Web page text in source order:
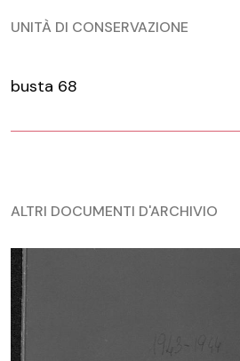
UNITÀ DI CONSERVAZIONE
busta 68
ALTRI DOCUMENTI D'ARCHIVIO